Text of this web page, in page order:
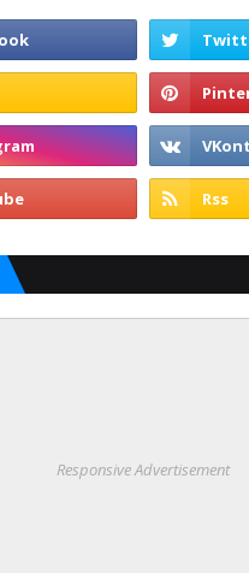
Responsive Advertisement